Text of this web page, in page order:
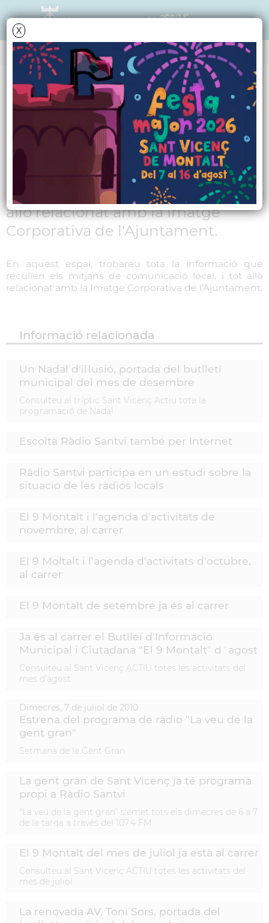
X
MARCS
La informació al dia
En aquest espai, trobareu tota la
informació que recullen els
mitjans de comunicació local, i tot
allò relacionat amb la Imatge
Corporativa de l'Ajuntament.
En aquest espai, trobareu tota la informació que
recullen els mitjans de comunicació local, i tot allò
relacionat amb la Imatge Corporativa de l'Ajuntament.
Informació relacionada
Un Nadal d'il·lusió, portada del butlletí
municipal del mes de desembre
Consulteu al tríptic Sant Vicenç Actiu tota la
programació de Nadal
Escolta Ràdio Santvi també per Internet
Ràdio Santvi participa en un estudi sobre la
situació de les ràdios locals
El 9 Montalt i l'agenda d'activitats de
novembre, al carrer
El 9 Moltalt i l'agenda d'activitats d'octubre,
al carrer
El 9 Montalt de setembre ja és al carrer
Ja és al carrer el Butlleí d'Informació
Municipal i Ciutadana "El 9 Montalt" d´agost
Consulteu al Sant Vicenç ACTIU totes les activitats del
mes d'agost
Dimecres, 7 de juliol de 2010
Estrena del programa de ràdio "La veu de la
gent gran"
Setmana de la Gent Gran
La gent gran de Sant Vicenç ja té programa
propi a Ràdio Santvi
"La veu de la gent gran" s'emet tots els dimecres de 6 a 7
de la tarda a través del 107.4 FM
El 9 Montalt del mes de juliol ja està al carrer
Consulteu al Sant Vicenç ACTIU totes les activitats del
mes de juliol
La renovada AV. Toni Sors, portada del